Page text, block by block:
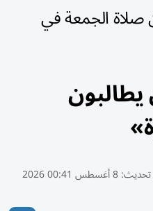
صلاة الجمعة في
يطالبون
تحديث:8 أغسطس 00:41 2026